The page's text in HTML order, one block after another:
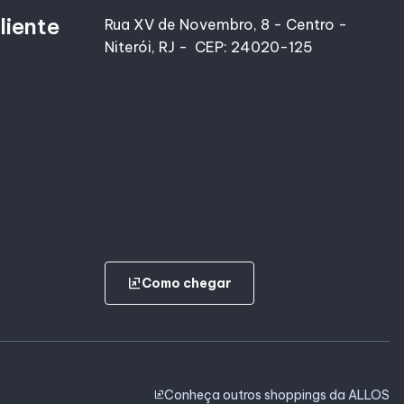
Rua XV de Novembro, 8 - Centro -
Niterói, RJ - CEP: 24020-125
ungroupComo chegar
ungroupConheça outros shoppings da ALLOS